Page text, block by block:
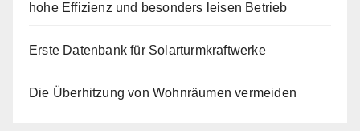
hohe Effizienz und besonders leisen Betrieb
Erste Datenbank für Solarturmkraftwerke
Die Überhitzung von Wohnräumen vermeiden